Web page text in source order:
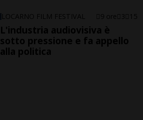
LOCARNO FILM FESTIVAL 9 ore 3 15
L'industria audiovisiva è
sotto pressione e fa appello
alla politica